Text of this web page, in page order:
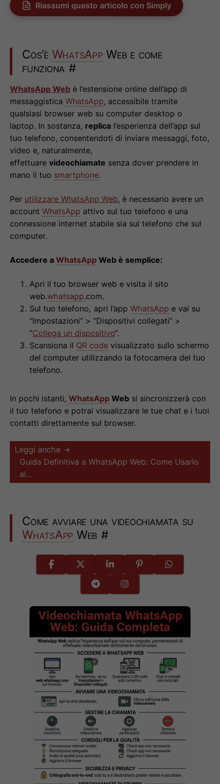
Riassumi questo articolo con Simply
Cos’è WhatsApp Web e come
funziona #
WhatsApp Web è l’estensione online dell’app di
messaggistica WhatsApp, accessibile tramite
qualsiasi browser web su computer desktop o
laptop. In sostanza, replica l’esperienza dell’app sul
tuo telefono, consentendoti di inviare messaggi, foto,
video e, naturalmente,
effettuare videochiamate senza dover prendere in
mano il tuo smartphone.
Per utilizzare WhatsApp Web, è necessario avere un
account WhatsApp attivo sul tuo telefono e una
connessione internet stabile sia sul telefono che sul
computer.
Accedere a WhatsApp Web è semplice:
Apri il tuo browser web e visita il sito
web.whatsapp.com.
Sul tuo telefono, apri l’app WhatsApp e vai su
“Impostazioni” > “Dispositivi collegati” >
“Collega un dispositivo“.
Scansiona il QR code visualizzato sullo schermo
del computer utilizzando la fotocamera del tuo
telefono.
In pochi istanti, WhatsApp Web si sincronizzerà con
il tuo telefono e potrai visualizzare le tue chat e i tuoi
contatti direttamente sul browser.
Leggi anche →
Guida Definitiva a WhatsApp Web: Come Usarlo
al…
Come avviare una videochiamata su
WhatsApp Web #